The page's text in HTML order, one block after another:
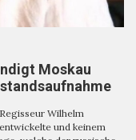
Moskau
Wilhelm
und keinem